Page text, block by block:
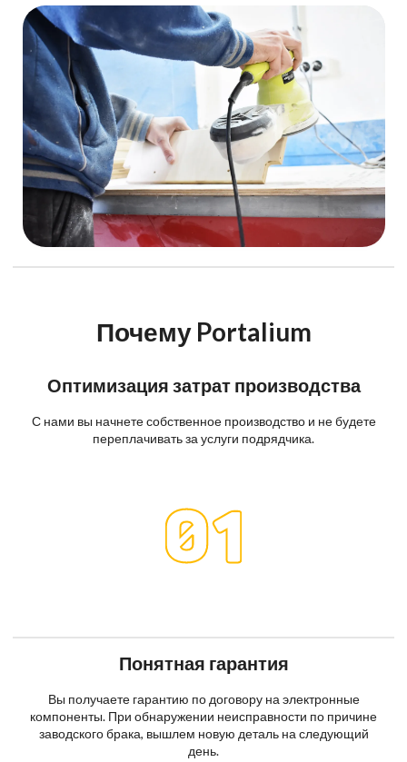
Почему Portalium
Оптимизация затрат производства
С нами вы начнете собственное производство и не будете
переплачивать за услуги подрядчика.
Понятная гарантия
Вы получаете гарантию по договору на электронные
компоненты. При обнаружении неисправности по причине
заводского брака, вышлем новую деталь на следующий
день.